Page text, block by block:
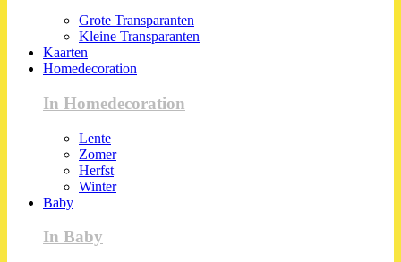
Grote Transparanten
Kleine Transparanten
Kaarten
Homedecoration
In Homedecoration
Lente
Zomer
Herfst
Winter
Baby
In Baby